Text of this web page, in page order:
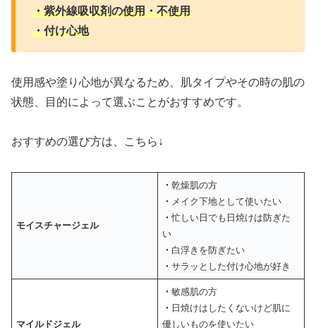
・紫外線吸収剤の使用・不使用
・付け心地
使用感や塗り心地が異なるため、肌タイプやその時の肌の
状態、目的によって選ぶことがおすすめです。
おすすめの選び方は、こちら↓
モイスチャージェル
・乾燥肌の方
・ メイク下地として使いたい
・忙しい日でも日焼けは防ぎた
い
・ 白浮きを防ぎたい
・サラッとした付け心地が好き
マイルドジェル
・敏感肌の方
・ 日焼けはしたくないけど肌に
優しいものを使いたい